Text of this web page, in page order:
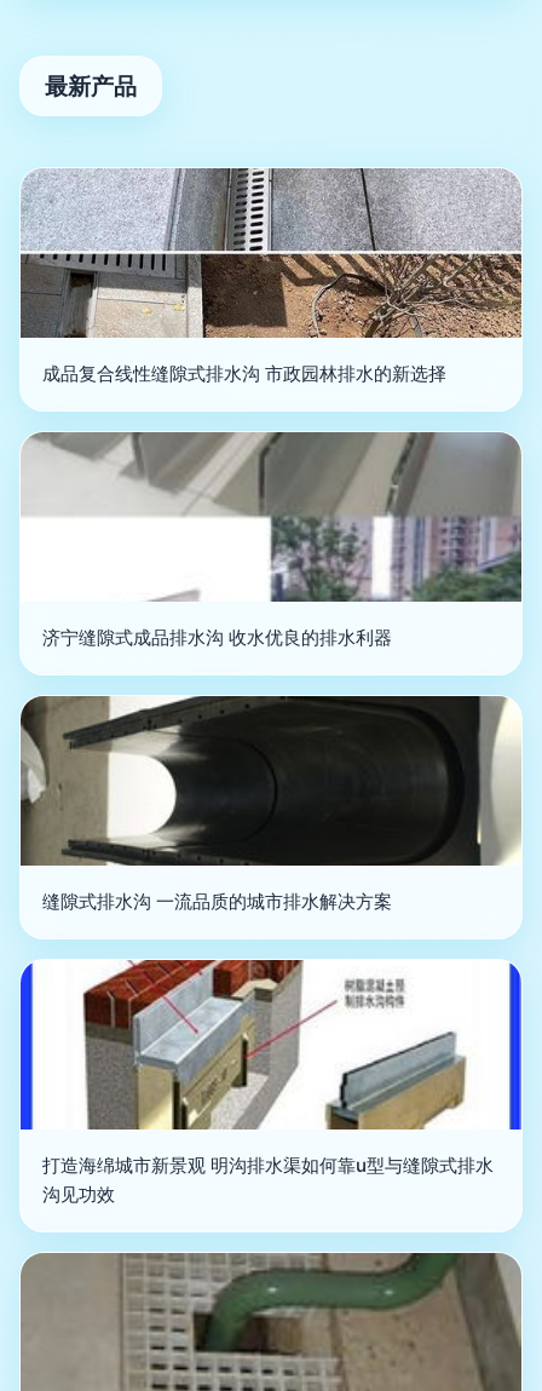
最新产品
成品复合线性缝隙式排水沟 市政园林排水的新选择
济宁缝隙式成品排水沟 收水优良的排水利器
缝隙式排水沟 一流品质的城市排水解决方案
打造海绵城市新景观 明沟排水渠如何靠u型与缝隙式排水
沟见功效